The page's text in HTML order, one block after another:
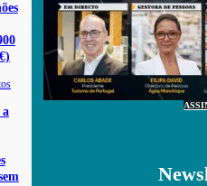
a